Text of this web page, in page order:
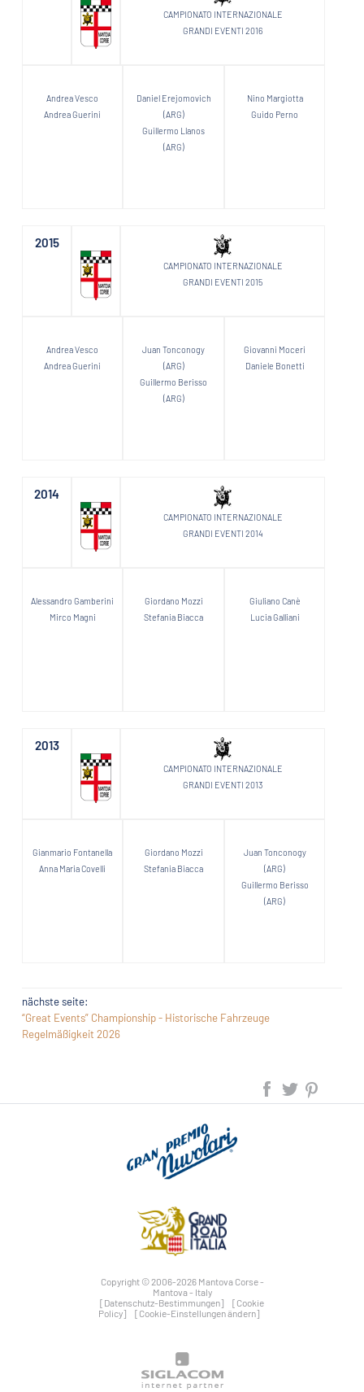
CAMPIONATO INTERNAZIONALE
GRANDI EVENTI 2016
Andrea Vesco
Andrea Guerini
Daniel Erejomovich
(ARG)
Guillermo Llanos
(ARG)
Nino Margiotta
Guido Perno
2015
CAMPIONATO INTERNAZIONALE
GRANDI EVENTI 2015
Andrea Vesco
Andrea Guerini
Juan Tonconogy
(ARG)
Guillermo Berisso
(ARG)
Giovanni Moceri
Daniele Bonetti
2014
CAMPIONATO INTERNAZIONALE
GRANDI EVENTI 2014
Alessandro Gamberini
Mirco Magni
Giordano Mozzi
Stefania Biacca
Giuliano Canè
Lucia Galliani
2013
CAMPIONATO INTERNAZIONALE
GRANDI EVENTI 2013
Gianmario Fontanella
Anna Maria Covelli
Giordano Mozzi
Stefania Biacca
Juan Tonconogy
(ARG)
Guillermo Berisso
(ARG)
nächste seite:
“Great Events” Championship - Historische Fahrzeuge
Regelmäßigkeit 2026
Copyright © 2006-2026 Mantova Corse -
Mantova - Italy
[Datenschutz-Bestimmungen]
[Cookie
Policy]
[Cookie-Einstellungen ändern]